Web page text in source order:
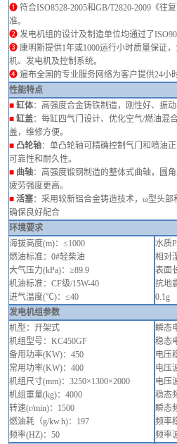
➊ 符合ISO8528-2005和GB/T2820-2009《往
准。
➋ 发电机组的设计及制造单位均通过了
➌ 康明斯提供1年或1000运行小时质量保证
机、发电机及控制系统。
➍ 遍布全国的专业服务网络为客户提供24小
性能特点
■ 缸体：高强度合金铸铁制造，刚性好、振动
■ 缸盖：每缸四气门设计、优化空气/燃油混
盖，维修方便。
■ 凸轮轴：单凸轮轴可精确控制气门和喷油
可靠性和耐久性。
■ 曲轴：高强度锻钢制造的整体式曲轴，圆
疲劳强度更高。
■ 活塞：采用较新铝合金铸造技术，ω型头部
确保良好配合
环境要求
海拔高度(m)：≤1000
燃油标准：0#轻柴油
大气压力(kPa)：≥89.9
机油标准：CF级/15W-40
进气温度(℃)：≤40
水质
相对
表面
抗地
0.1g
发电机组参数
机型：开架式
机组型号 ：KC450GF
备用功率(KW)：450
常用功率(KW)：400
机组尺寸(mm)：3250×1300×2000
机组重量(kg)：4000
转速(r/min)： 1500
燃油耗（g/kw.h)： 197
频率(HZ)：50
瞬态
稳态
电压
电压
电压
稳态
瞬态
频率
频率